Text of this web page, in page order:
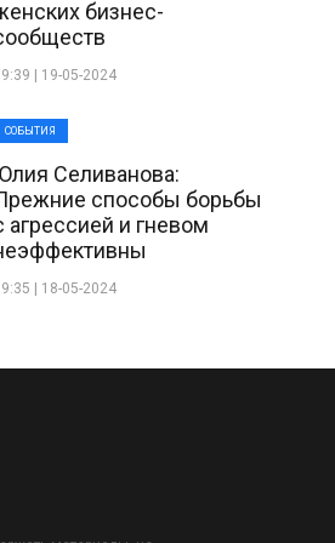
бизнес-
| 19-05-2024
СОБЫТИЯ
Селиванова:
способы борьбы
агрессией и гневом
| 18-05-2024